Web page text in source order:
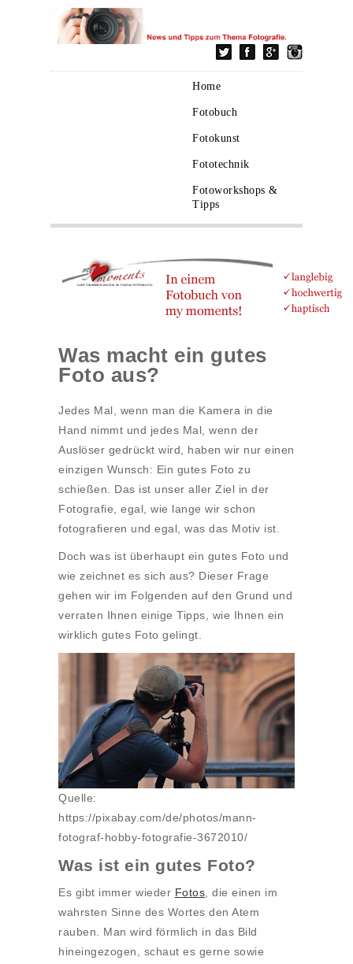
Home
Fotobuch
Fotokunst
Fototechnik
Fotoworkshops &
Tipps
Was macht ein gutes
Foto aus?
Jedes Mal, wenn man die Kamera in die
Hand nimmt und jedes Mal, wenn der
Auslöser gedrückt wird, haben wir nur einen
einzigen Wunsch: Ein gutes Foto zu
schießen. Das ist unser aller Ziel in der
Fotografie, egal, wie lange wir schon
fotografieren und egal, was das Motiv ist.
Doch was ist überhaupt ein gutes Foto und
wie zeichnet es sich aus? Dieser Frage
gehen wir im Folgenden auf den Grund und
verraten Ihnen einige Tipps, wie Ihnen ein
wirklich gutes Foto gelingt.
Quelle:
https://pixabay.com/de/photos/mann-
fotograf-hobby-fotografie-3672010/
Was ist ein gutes Foto?
Es gibt immer wieder Fotos , die einen im
wahrsten Sinne des Wortes den Atem
rauben. Man wird förmlich in das Bild
hineingezogen, schaut es gerne sowie